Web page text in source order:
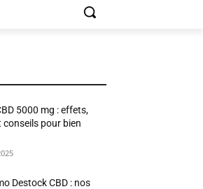
5000 mg : effets,
conseils pour bien
Destock CBD : nos